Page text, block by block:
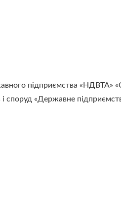
підприємства «НДВТА»
і споруд «Державне